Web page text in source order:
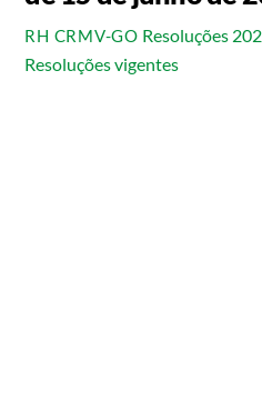
RH CRMV-GO Resoluções
Resoluções vigentes